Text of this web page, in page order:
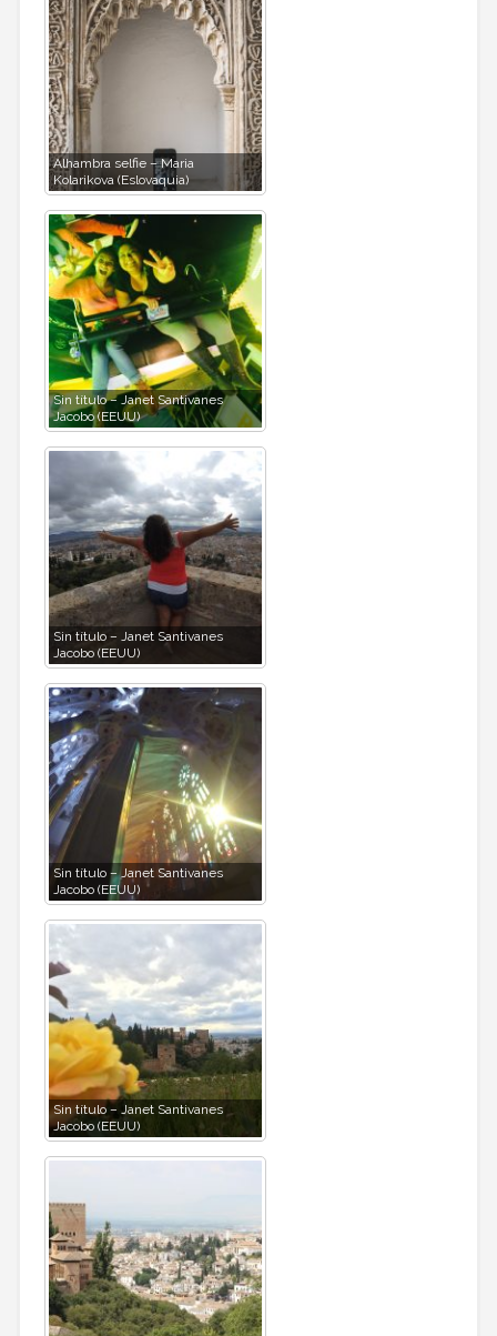
Alhambra selfie – Maria
Kolarikova (Eslovaquia)
Sin título – Janet Santivanes
Jacobo (EEUU)
Sin título – Janet Santivanes
Jacobo (EEUU)
Sin título – Janet Santivanes
Jacobo (EEUU)
Sin título – Janet Santivanes
Jacobo (EEUU)